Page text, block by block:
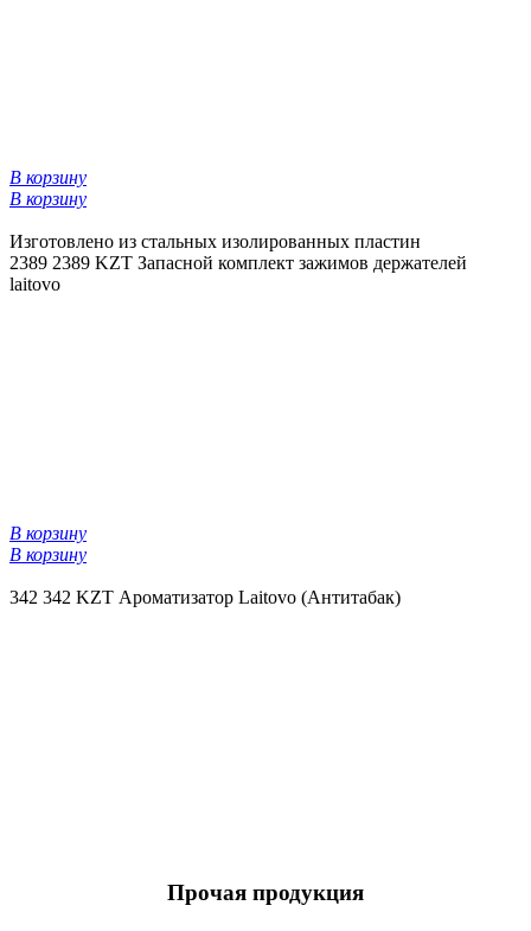
В корзину
В корзину
Изготовлено из стальных изолированных пластин
2389 2389 KZT Запасной комплект зажимов держателей
laitovo
В корзину
В корзину
342 342 KZT Ароматизатор Laitovo (Антитабак)
Прочая продукция